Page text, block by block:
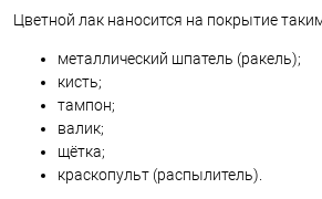
Цветной лак наносится на покрытие
металлический шпатель (ракель);
кисть;
тампон;
валик;
щётка;
краскопульт (распылитель).